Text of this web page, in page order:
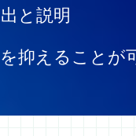
と説明
抑えることが